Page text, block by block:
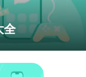
全